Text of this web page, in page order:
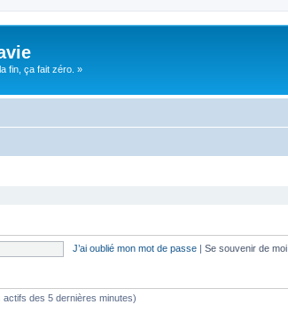
fin, ça fait zéro. »
J’ai oublié mon mot de passe | Se souvenir de moi
actifs des 5 dernières minutes)